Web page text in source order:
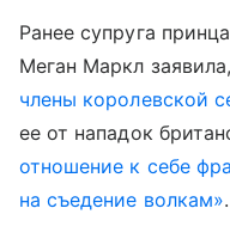
Ранее супруга
Меган Маркл
члены королевской
ее от нападок
отношение к себе
на съедение волкам».